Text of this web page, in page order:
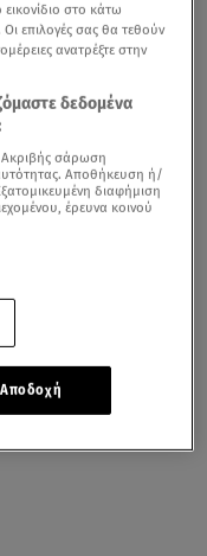
στο κάτω
επιλογές σας θα τεθούν
ανατρέξτε στην
δεδομένα
σάρωση
Αποθήκευση ή/
διαφήμιση
έρευνα κοινού
Αποδοχή